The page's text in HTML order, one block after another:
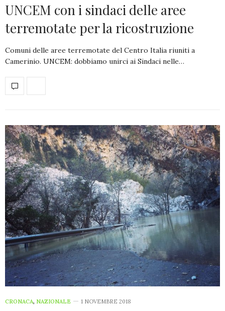
UNCEM con i sindaci delle aree
terremotate per la ricostruzione
Comuni delle aree terremotate del Centro Italia riuniti a
Camerinio. UNCEM: dobbiamo unirci ai Sindaci nelle…
CRONACA, NAZIONALE 1 NOVEMBRE 2018